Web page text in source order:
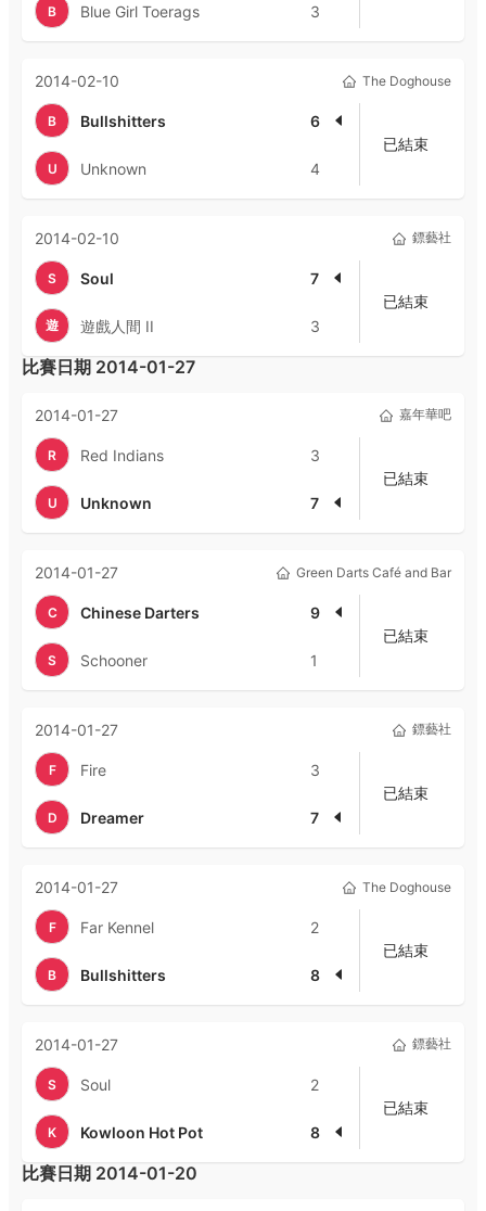
B Blue Girl Toerags 3
2014-02-10 The Doghouse
B Bullshitters 6
U Unknown 4
已結束
2014-02-10 鏢藝社
S Soul 7
遊 遊戲人間 II 3
已結束
比賽日期 2014-01-27
2014-01-27 嘉年華吧
R Red Indians 3
U Unknown 7
已結束
2014-01-27 Green Darts Café and Bar
C Chinese Darters 9
S Schooner 1
已結束
2014-01-27 鏢藝社
F Fire 3
D Dreamer 7
已結束
2014-01-27 The Doghouse
F Far Kennel 2
B Bullshitters 8
已結束
2014-01-27 鏢藝社
S Soul 2
K Kowloon Hot Pot 8
已結束
比賽日期 2014-01-20